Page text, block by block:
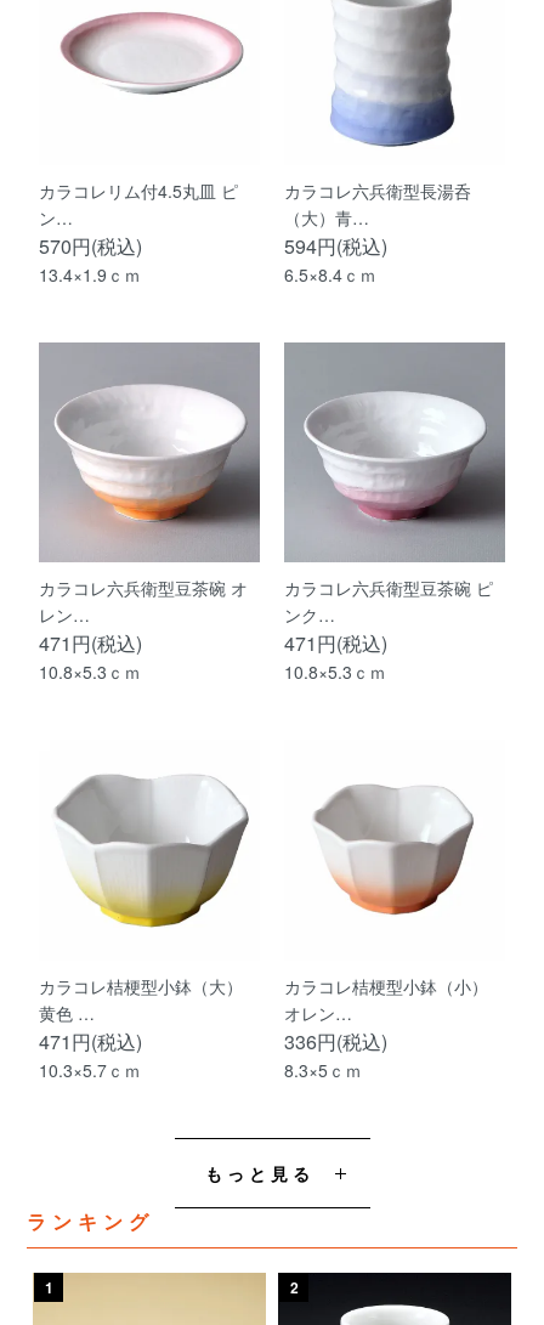
カラコレリム付4.5丸皿 ピ
ン…
570円(税込)
13.4×1.9ｃｍ
カラコレ六兵衛型長湯呑
（大）青…
594円(税込)
6.5×8.4ｃｍ
カラコレ六兵衛型豆茶碗 オ
レン…
471円(税込)
10.8×5.3ｃｍ
カラコレ六兵衛型豆茶碗 ピ
ンク…
471円(税込)
10.8×5.3ｃｍ
カラコレ桔梗型小鉢（大）
黄色 …
471円(税込)
10.3×5.7ｃｍ
カラコレ桔梗型小鉢（小）
オレン…
336円(税込)
8.3×5ｃｍ
もっと見る
ランキング
1 2